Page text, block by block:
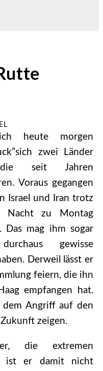
heute morgen
zwei Länder
seit Jahren
Voraus gegangen
Israel und Iran trotz
zu Montag
Das mag ihm sogar
gewisse
Derweil lässt er
feiern, die ihn
empfangen hat.
dem Angriff auf den
zeigen.
die extremen
ist er damit nicht